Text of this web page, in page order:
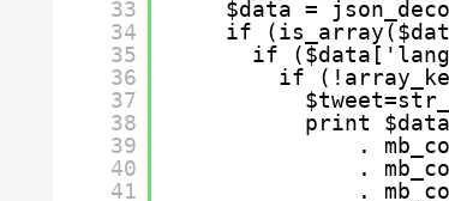
33
34
35
36
37
38
39
40
41
$data =
if
if
if
print
.
.
.